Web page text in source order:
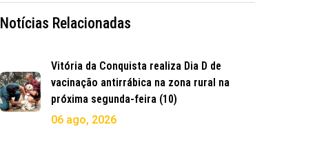
Notícias Relacionadas
Vitória da Conquista realiza Dia D de
vacinação antirrábica na zona rural na
próxima segunda-feira (10)
06 ago, 2026